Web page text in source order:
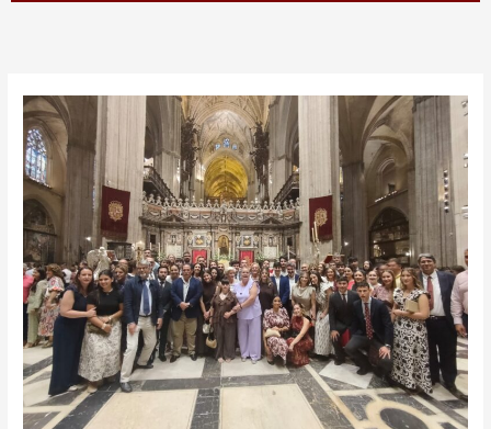
Celebración
del
Sacramento
de
la
Confirmación
en
la
S.I.
Catedral